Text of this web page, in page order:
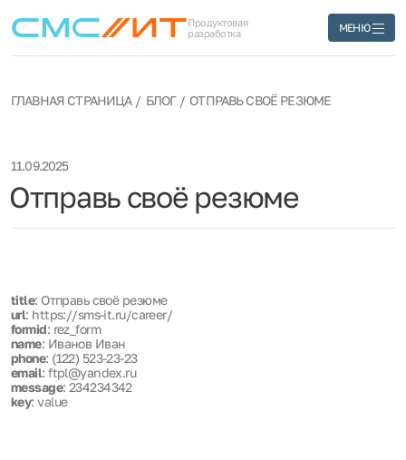
Продуктовая
разработка
МЕНЮ
ГЛАВНАЯ СТРАНИЦА БЛОГ ОТПРАВЬ СВОЁ РЕЗЮМЕ
Отправь своё резюме
11.09.2025
title: Отправь своё резюме
url: https://sms-it.ru/career/
formid: rez_form
name: Иванов Иван
phone: (122) 523-23-23
email: ftpl@yandex.ru
message: 234234342
key: value